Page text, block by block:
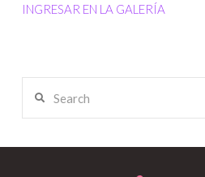
INGRESAR EN LA GALERÍA